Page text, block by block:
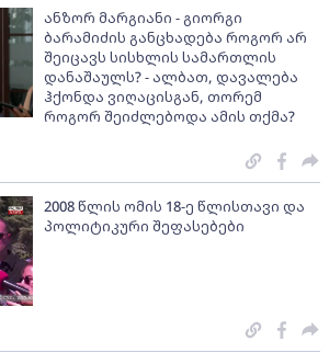
ანზორ მარგიანი - გიორგი
ბარამიძის განცხადება როგორ არ
შეიცავს სისხლის სამართლის
დანაშაულს? - ალბათ, დავალება
ჰქონდა ვიღაცისგან, თორემ
როგორ შეიძლებოდა ამის თქმა?
2008 წლის ომის 18-ე წლისთავი და
პოლიტიკური შეფასებები